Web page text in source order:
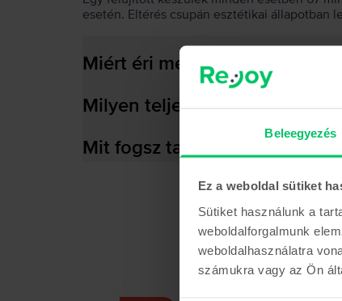
Beleegyezés
Ez a weboldal sütiket
Sütiket használunk a
weboldalforgalmunk
weboldalhasználatra
számukra vagy az Ön
esetén. Eltérés csupán esztétikai állapotban
Miért éri meg felújított
Milyen teljesítményre képes
Mit fogsz találni a dobozban?